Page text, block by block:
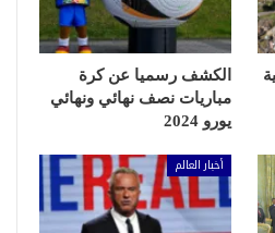
الكشف رسميا عن كرة
مباريات نصف نهائي ونهائي
يورو 2024
أخبار العالم